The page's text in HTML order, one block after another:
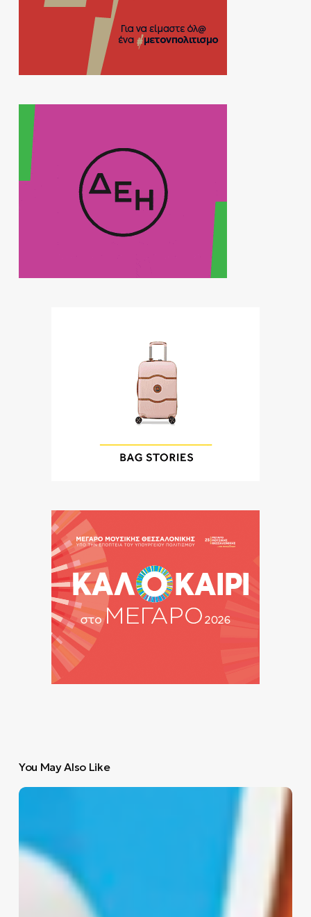
You May Also Like
ASICS
Balance:
Ποια
sneakers